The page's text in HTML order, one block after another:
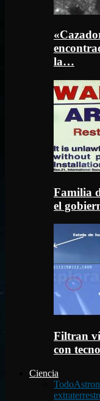
la…
Familia
el
Filtran
con
Ciencia
Todo